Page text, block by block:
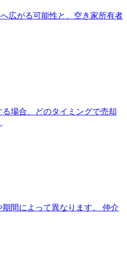
広がる可能性と、空き家所有者
場合、どのタイミングで売却
間によって異なります。 仲介